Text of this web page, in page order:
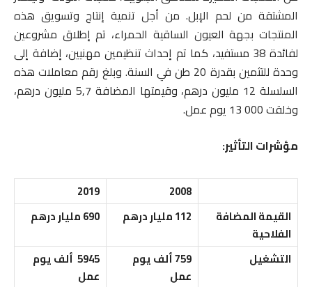
المشتقة من لحم الإبل. من أجل تنمية إنتاج وتسويق هذه
المنتجات بجهة العيون الساقية الحمراء، تم إطلاق مشروعين
لفائدة 38 مستفيد، كما تم إحداث تنظيمين مهنيين، إضافة إلى
وحدة للتثمين بقدرة 20 طن في السنة. وبلغ رقم معاملات هذه
السلسلة 12 مليون درهم، وقيمتها المضافة 5,7 مليون درهم،
وخلقت 000 13 يوم عمل.
مؤشرات التأثير:
2008
2019
القيمة المضافة
الفلاحية
112 مليار درهم 690 مليار درهم
التشغيل 759ألف يوم
عمل
5945 ألف يوم
عمل